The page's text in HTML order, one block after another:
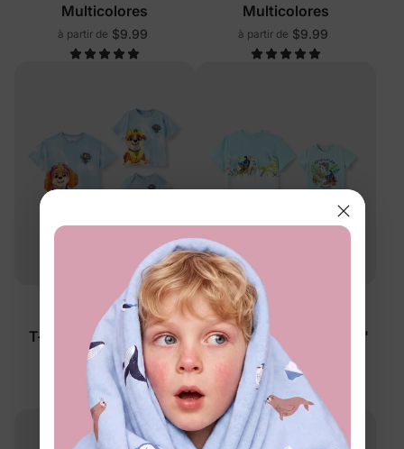
Multicolores
à partir de $9.99
Multicolores
à partir de $9.99
Patrouille des Pattes
T-shirts Maman & Moi
Multicolores
$9.99
CotonLapin
T-shirts Papa & Moi Pat'
Patrouille Turquoise
à partir de $14.99